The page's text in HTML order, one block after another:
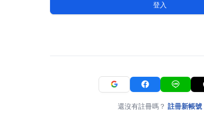
登入
還沒有註冊嗎？ 註冊新帳號